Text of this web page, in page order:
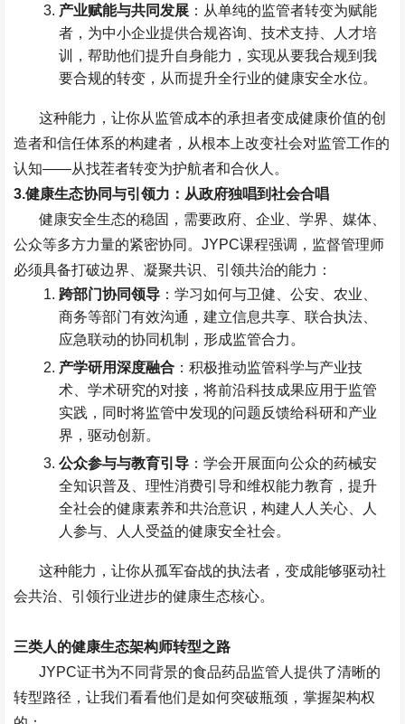
产业赋能与共同发展 ：从单纯的监管者转变为赋能
者，为中小企业提供合规咨询、技术支持、人才培
训，帮助他们提升自身能力，实现从要我合规到我
要合规的转变，从而提升全行业的健康安全水位。
这种能力，让你从监管成本的承担者变成健康价值的创
造者和信任体系的构建者，从根本上改变社会对监管工作的
认知——从找茬者转变为护航者和合伙人。
3.健康生态协同与引领力：从政府独唱到社会合唱
健康安全生态的稳固，需要政府、企业、学界、媒体、
公众等多方力量的紧密协同。JYPC课程强调，监督管理师
必须具备打破边界、凝聚共识、引领共治的能力：
跨部门协同领导 ：学习如何与卫健、公安、农业、
商务等部门有效沟通，建立信息共享、联合执法、
应急联动的协同机制，形成监管合力。
产学研用深度融合 ：积极推动监管科学与产业技
术、学术研究的对接，将前沿科技成果应用于监管
实践，同时将监管中发现的问题反馈给科研和产业
界，驱动创新。
公众参与与教育引导 ：学会开展面向公众的药械安
全知识普及、理性消费引导和维权能力教育，提升
全社会的健康素养和共治意识，构建人人关心、人
人参与、人人受益的健康安全社会。
这种能力，让你从孤军奋战的执法者，变成能够驱动社
会共治、引领行业进步的健康生态核心。
三类人的健康生态架构师转型之路
JYPC证书为不同背景的食品药品监管人提供了清晰的
转型路径，让我们看看他们是如何突破瓶颈，掌握架构权